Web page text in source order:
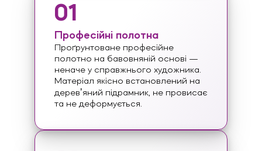
01
Професійні полотна
Проґрунтоване професійне
полотно на бавовняній основі —
неначе у справжнього художника.
Матеріал якісно встановлений на
деревʼяний підрамник, не провисає
та не деформується.